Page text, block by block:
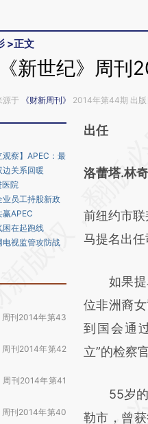
>正文
新世纪》周刊
源于 《财新周刊》 2014年第44期 出版
观察】APEC：最
边关系回暖
医院
业员工持股新政
赢APEC
困在起跑线
电视监管攻防战
周刊2014年第43
周刊2014年第42
周刊2014年第41
周刊2014年第40
请务必在
[https://
成，可能
新观点和
出任
洛蕾塔.林奇
前纽约市
马提名出
如果提
位非洲裔
到国会通
立”的检察官
55岁的
勒市，曾